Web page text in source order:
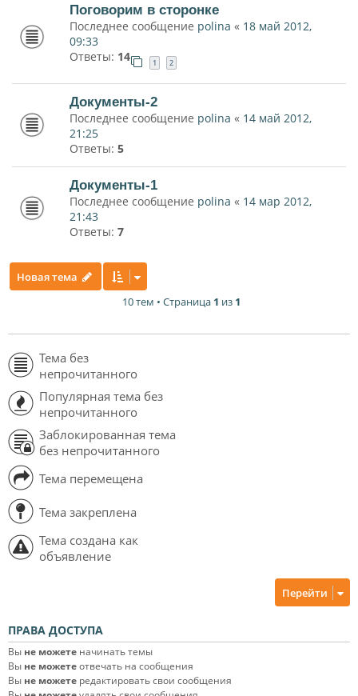
Поговорим в сторонке
Последнее сообщение polina « 18 май 2012,
09:33
Ответы: 14 1 2
Документы-2
Последнее сообщение polina « 14 май 2012,
21:25
Ответы: 5
Документы-1
Последнее сообщение polina « 14 мар 2012,
21:43
Ответы: 7
Новая тема
10 тем • Страница 1 из 1
Тема без
непрочитанного
Популярная тема без
непрочитанного
Заблокированная тема
без непрочитанного
Тема перемещена
Тема закреплена
Тема создана как
объявление
Перейти
ПРАВА ДОСТУПА
Вы не можете начинать темы
Вы не можетеотвечать на сообщения
Вы не можете редактировать свои сообщения